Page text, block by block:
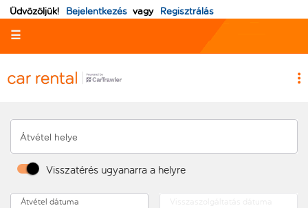
Üdvözöljük! Bejelentkezés vagy Regisztrálás
☰
Átvétel helye
Visszatérés ugyanarra a helyre
Átvétel dátuma